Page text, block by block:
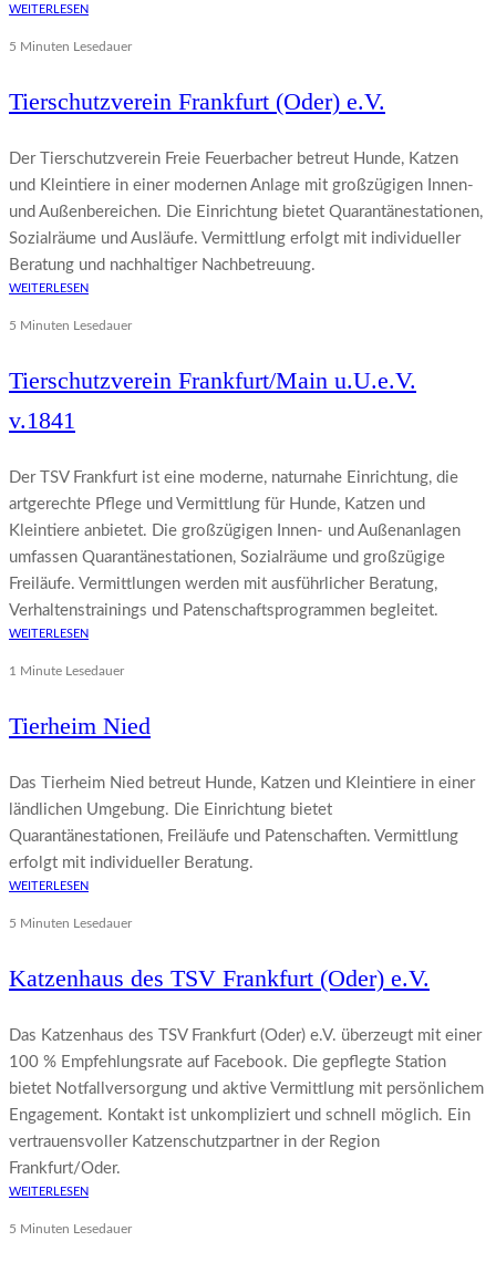
WEITERLESEN
5 Minuten Lesedauer
Tierschutzverein Frankfurt (Oder) e.V.
Der Tierschutzverein Freie Feuerbacher betreut Hunde, Katzen
und Kleintiere in einer modernen Anlage mit großzügigen Innen-
und Außenbereichen. Die Einrichtung bietet Quarantänestationen,
Sozialräume und Ausläufe. Vermittlung erfolgt mit individueller
Beratung und nachhaltiger Nachbetreuung.
WEITERLESEN
5 Minuten Lesedauer
Tierschutzverein Frankfurt/Main u.U.e.V.
v.1841
Der TSV Frankfurt ist eine moderne, naturnahe Einrichtung, die
artgerechte Pflege und Vermittlung für Hunde, Katzen und
Kleintiere anbietet. Die großzügigen Innen- und Außenanlagen
umfassen Quarantänestationen, Sozialräume und großzügige
Freiläufe. Vermittlungen werden mit ausführlicher Beratung,
Verhaltenstrainings und Patenschaftsprogrammen begleitet.
WEITERLESEN
1 Minute Lesedauer
Tierheim Nied
Das Tierheim Nied betreut Hunde, Katzen und Kleintiere in einer
ländlichen Umgebung. Die Einrichtung bietet
Quarantänestationen, Freiläufe und Patenschaften. Vermittlung
erfolgt mit individueller Beratung.
WEITERLESEN
5 Minuten Lesedauer
Katzenhaus des TSV Frankfurt (Oder) e.V.
Das Katzenhaus des TSV Frankfurt (Oder) e.V. überzeugt mit einer
100 % Empfehlungsrate auf Facebook. Die gepflegte Station
bietet Notfallversorgung und aktive Vermittlung mit persönlichem
Engagement. Kontakt ist unkompliziert und schnell möglich. Ein
vertrauensvoller Katzenschutzpartner in der Region
Frankfurt/Oder.
WEITERLESEN
5 Minuten Lesedauer